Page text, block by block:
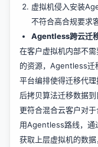
虚拟机侵入安装
不符合高合规要求
Agentless跨云迁
在客户虚拟机内部不
的资源，Agentless迁
平台编排使得迁移代
后拷贝算法迁移数据
更符合混合云客户对
用Agentless路线，通
获取上层虚拟机的数